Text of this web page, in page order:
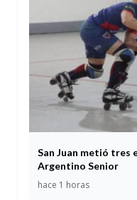
San Juan metió tres
Argentino Senior
hace 1 horas